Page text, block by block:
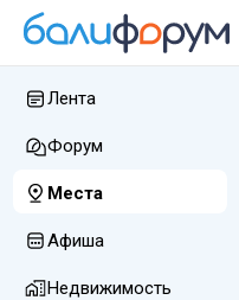
Лента
Форум
Места
Афиша
Недвижимость